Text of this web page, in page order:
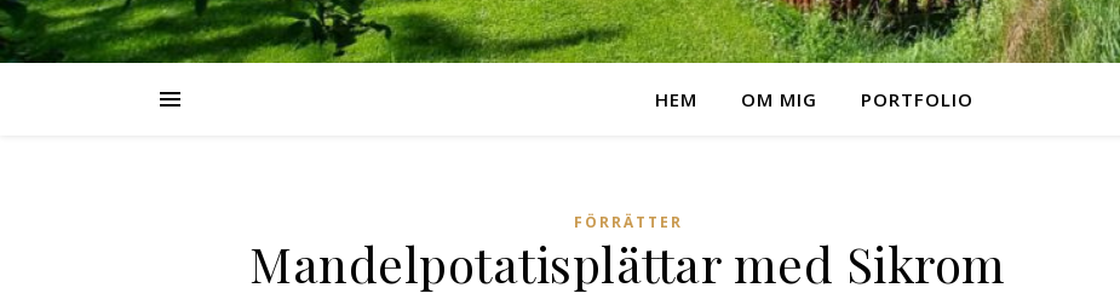
HEM OM MIG PORTFOLIO
FÖRRÄTTER
Mandelpotatisplättar med Sikrom